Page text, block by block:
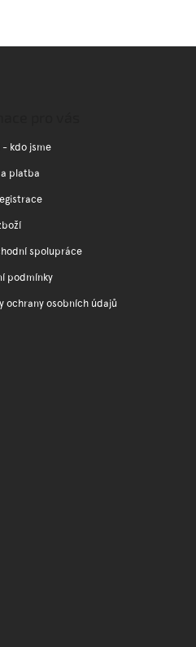
- kdo jsme
platba
spolupráce
podmínky
ochrany osobních údajů